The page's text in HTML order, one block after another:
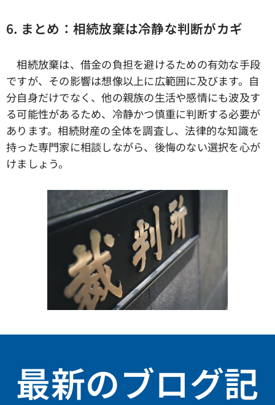
6. まとめ：相続放棄は冷静な判断がカギ
相続放棄は、借金の負担を避けるための有効な手段
ですが、その影響は想像以上に広範囲に及びます。自
分自身だけでなく、他の親族の生活や感情にも波及す
る可能性があるため、冷静かつ慎重に判断する必要が
あります。相続財産の全体を調査し、法律的な知識を
持った専門家に相談しながら、後悔のない選択を心が
けましょう。
最新のブログ記